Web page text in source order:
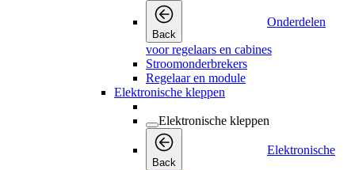
Back
Onderdelen
voor regelaars en cabines
Stroomonderbrekers
Regelaar en module
Elektronische kleppen
Elektronische kleppen
Back
Elektronische